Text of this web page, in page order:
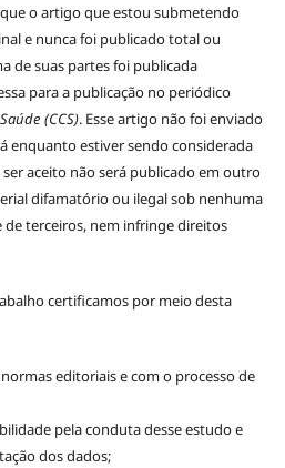
o artigo que estou submetendo
e nunca foi publicado total ou
de suas partes foi publicada
para a publicação no periódico
(CCS). Esse artigo não foi enviado
enquanto estiver sendo considerada
aceito não será publicado em outro
difamatório ou ilegal sob nenhuma
terceiros, nem infringe direitos
certificamos por meio desta
editoriais e com o processo de
pela conduta desse estudo e
dos dados;